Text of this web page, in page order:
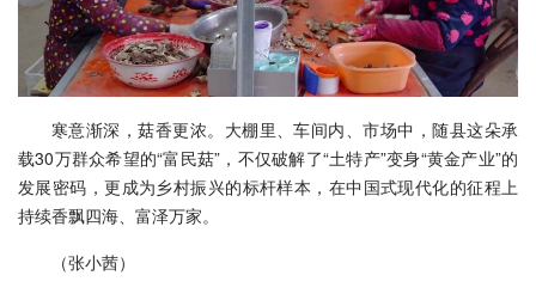
寒意渐深，菇香更浓。大棚里、车间内、市场中，随县这朵承
载30万群众希望的“富民菇”，不仅破解了“土特产”变身“黄金产业”的
发展密码，更成为乡村振兴的标杆样本，在中国式现代化的征程上
持续香飘四海、富泽万家。
（张小茜）